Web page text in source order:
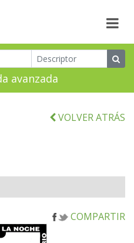
avanzada
VOLVER ATRÁS
COMPARTIR